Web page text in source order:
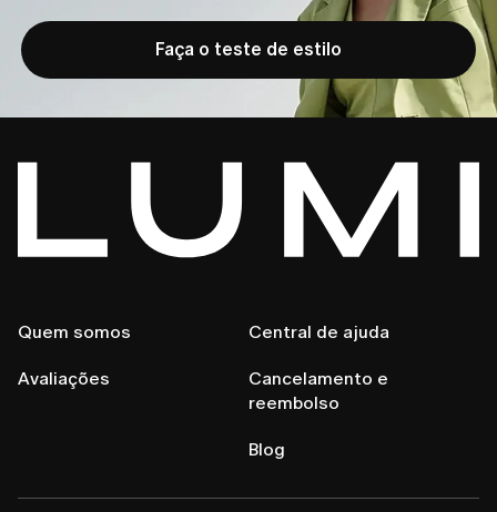
Faça o teste de estilo
Quem somos
Avaliações
Central de ajuda
Cancelamento e
reembolso
Blog